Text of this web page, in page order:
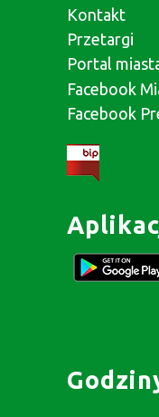
Kontakt
Przetargi
Portal
Facebook
Facebook